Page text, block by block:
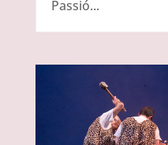
Passió...